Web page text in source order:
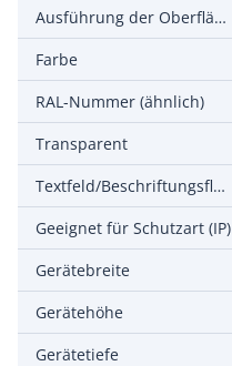
Ausführung der Oberfläche
Farbe
RAL-Nummer (ähnlich)
Transparent
Textfeld/Beschriftungsfläche
Geeignet für Schutzart (IP)
Gerätebreite
Gerätehöhe
Gerätetiefe